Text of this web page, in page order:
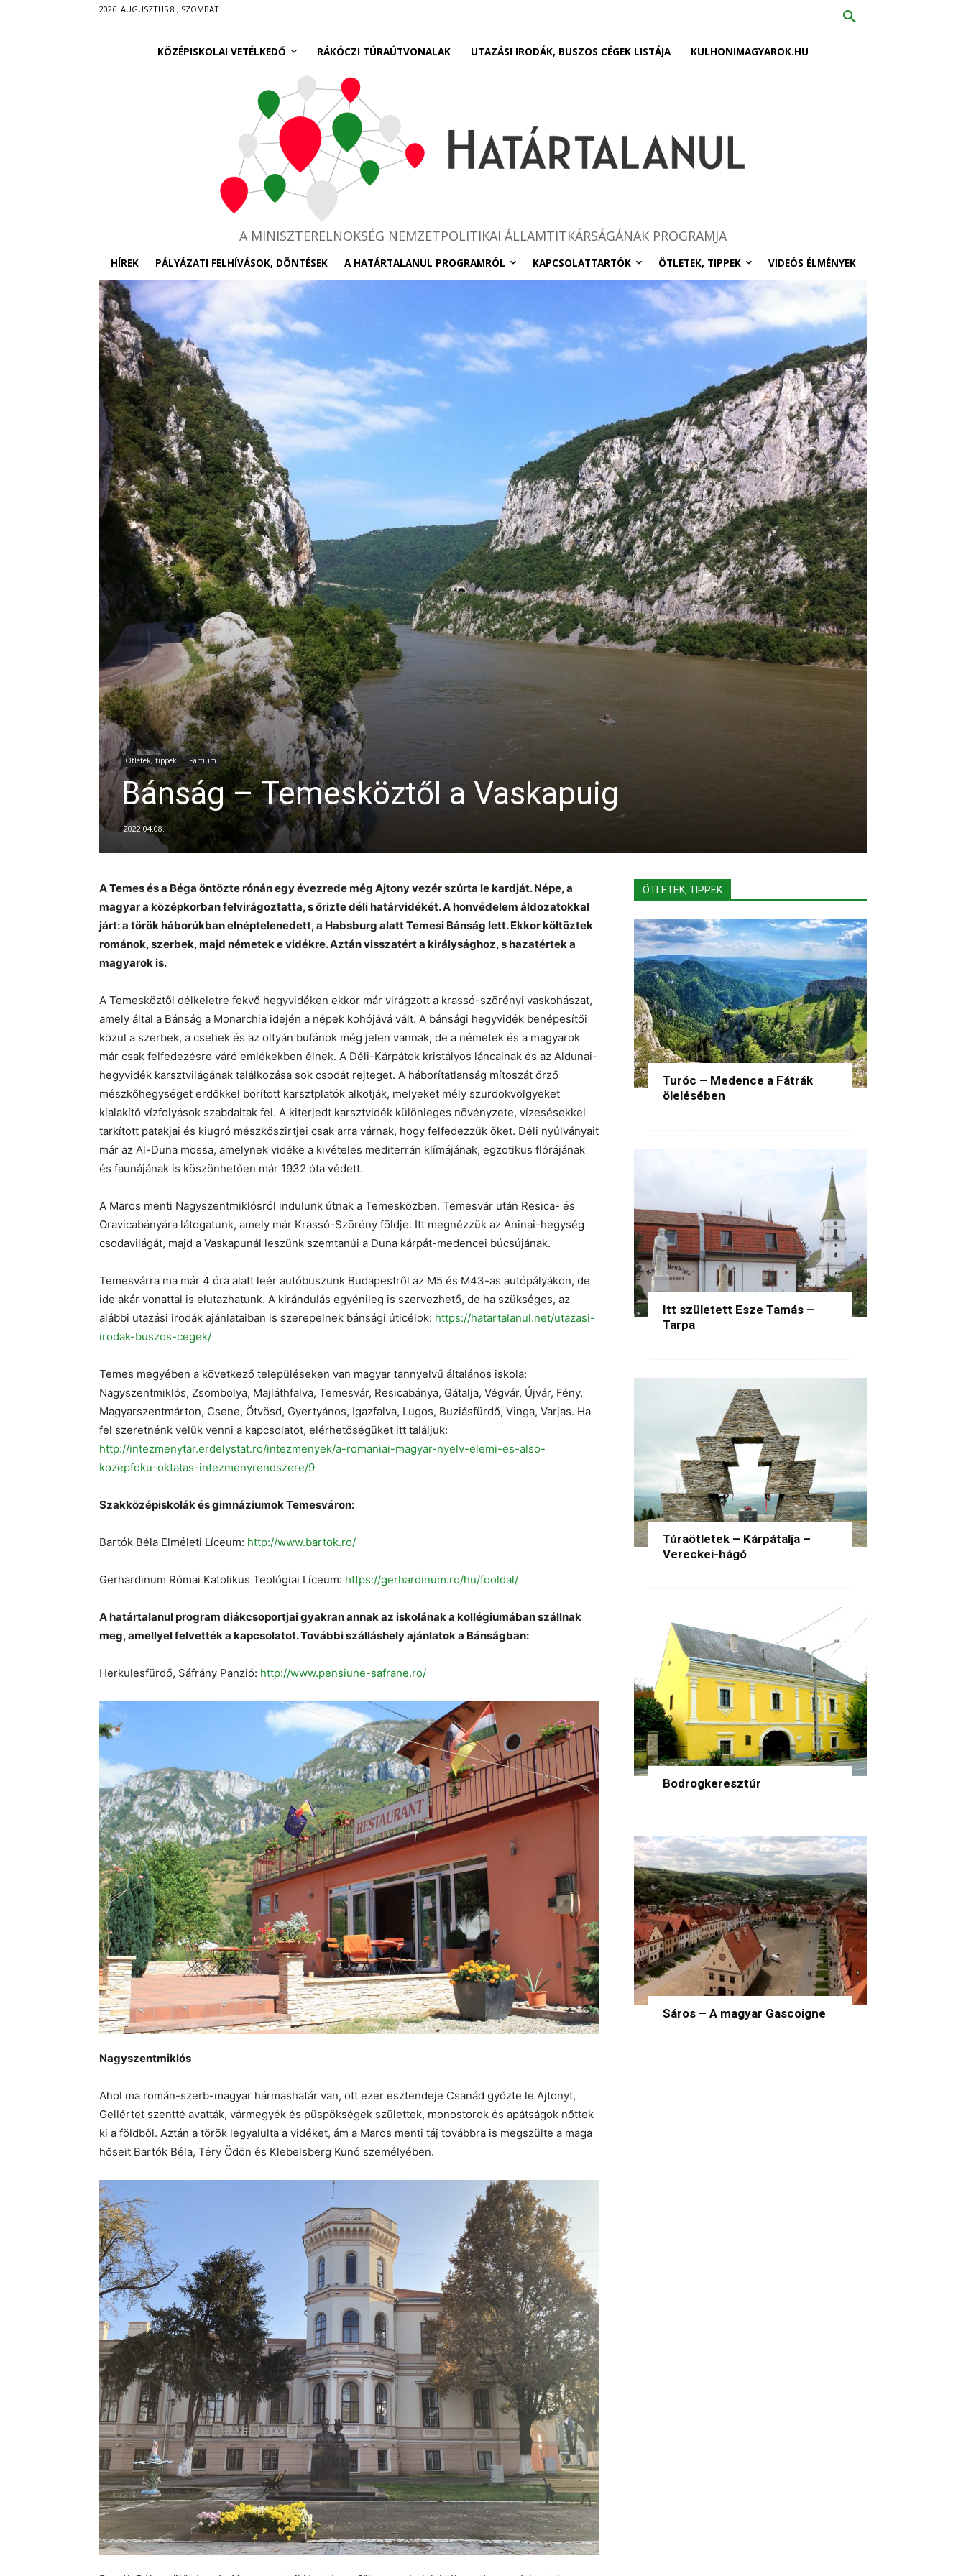
2026. AUGUSZTUS 8., SZOMBAT
KÖZÉPISKOLAI VETÉLKEDŐ RÁKÓCZI TÚRAÚTVONALAK UTAZÁSI IRODÁK, BUSZOS CÉGEK LISTÁJA KULHONIMAGYAROK.HU
A MINISZTERELNÖKSÉG NEMZETPOLITIKAI ÁLLAMTITKÁRSÁGÁNAK PROGRAMJA
HÍREK PÁLYÁZATI FELHÍVÁSOK, DÖNTÉSEK A HATÁRTALANUL PROGRAMRÓL KAPCSOLATTARTÓK ÖTLETEK, TIPPEK VIDEÓS ÉLMÉNYEK
Ötletek, tippek Partium
Bánság – Temesköztől a Vaskapuig
2022.04.08.
A Temes és a Béga öntözte rónán egy évezrede még Ajtony vezér szúrta le kardját. Népe, a
magyar a középkorban felvirágoztatta, s őrizte déli határvidékét. A honvédelem áldozatokkal
járt: a török háborúkban elnéptelenedett, a Habsburg alatt Temesi Bánság lett. Ekkor költöztek
románok, szerbek, majd németek e vidékre. Aztán visszatért a királysághoz, s hazatértek a
magyarok is.
A Temesköztől délkeletre fekvő hegyvidéken ekkor már virágzott a krassó-szörényi vaskohászat,
amely által a Bánság a Monarchia idején a népek kohójává vált. A bánsági hegyvidék benépesítői
közül a szerbek, a csehek és az oltyán bufánok még jelen vannak, de a németek és a magyarok
már csak felfedezésre váró emlékekben élnek. A Déli-Kárpátok kristályos láncainak és az Aldunai-
hegyvidék karsztvilágának találkozása sok csodát rejteget. A háborítatlanság mítoszát őrző
mészkőhegységet erdőkkel borított karsztplatók alkotják, melyeket mély szurdokvölgyeket
kialakító vízfolyások szabdaltak fel. A kiterjedt karsztvidék különleges növényzete, vízesésekkel
tarkított patakjai és kiugró mészkőszirtjei csak arra várnak, hogy felfedezzük őket. Déli nyúlványait
már az Al-Duna mossa, amelynek vidéke a kivételes mediterrán klímájának, egzotikus flórájának
és faunájának is köszönhetően már 1932 óta védett.
A Maros menti Nagyszentmiklósról indulunk útnak a Temesközben. Temesvár után Resica- és
Oravicabányára látogatunk, amely már Krassó-Szörény földje. Itt megnézzük az Aninai-hegység
csodavilágát, majd a Vaskapunál leszünk szemtanúi a Duna kárpát-medencei búcsújának.
Temesvárra ma már 4 óra alatt leér autóbuszunk Budapestről az M5 és M43-as autópályákon, de
ide akár vonattal is elutazhatunk. A kirándulás egyénileg is szervezhető, de ha szükséges, az
alábbi utazási irodák ajánlataiban is szerepelnek bánsági úticélok: https://hatartalanul.net/utazasi-
irodak-buszos-cegek/
Temes megyében a következő településeken van magyar tannyelvű általános iskola:
Nagyszentmiklós, Zsombolya, Majláthfalva, Temesvár, Resicabánya, Gátalja, Végvár, Újvár, Fény,
Magyarszentmárton, Csene, Ötvösd, Gyertyános, Igazfalva, Lugos, Buziásfürdő, Vinga, Varjas. Ha
fel szeretnénk velük venni a kapcsolatot, elérhetőségüket itt találjuk:
http://intezmenytar.erdelystat.ro/intezmenyek/a-romaniai-magyar-nyelv-elemi-es-also-
kozepfoku-oktatas-intezmenyrendszere/9
Szakközépiskolák és gimnáziumok Temesváron:
Bartók Béla Elméleti Líceum: http://www.bartok.ro/
Gerhardinum Római Katolikus Teológiai Líceum: https://gerhardinum.ro/hu/fooldal/
A határtalanul program diákcsoportjai gyakran annak az iskolának a kollégiumában szállnak
meg, amellyel felvették a kapcsolatot. További szálláshely ajánlatok a Bánságban:
Herkulesfürdő, Sáfrány Panzió: http://www.pensiune-safrane.ro/
Nagyszentmiklós
Ahol ma román-szerb-magyar hármashatár van, ott ezer esztendeje Csanád győzte le Ajtonyt,
Gellértet szentté avatták, vármegyék és püspökségek születtek, monostorok és apátságok nőttek
ki a földből. Aztán a török legyalulta a vidéket, ám a Maros menti táj továbbra is megszülte a maga
hőseit Bartók Béla, Téry Ödön és Klebelsberg Kunó személyében.
ÖTLETEK, TIPPEK
Turóc – Medence a Fátrák
ölelésében
Itt született Esze Tamás –
Tarpa
Túraötletek – Kárpátalja –
Vereckei-hágó
Bodrogkeresztúr
Sáros – A magyar Gascoigne